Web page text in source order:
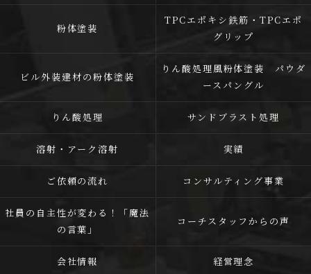
粉体塗装
TPCエポキシ鉄筋・TPCエポ
グリップ
ビル外装建材の粉体塗装
りん酸処理風粉体塗装 パウダ
ースパングル
りん酸処理 サンドブラスト処理
溶射・アーク溶射 実績
ご依頼の流れ コンサルティング事業
社員の自主性が変わる！「魔法
の言葉」
コーチスタッフからの声
会社情報 経営理念